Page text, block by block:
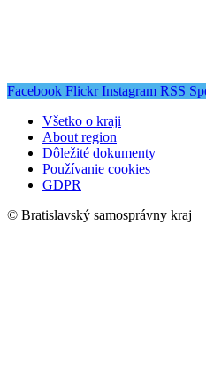
Facebook Flickr Instagram RSS
Všetko o kraji
About region
Dôležité dokumenty
Používanie cookies
GDPR
© Bratislavský samosprávny kraj